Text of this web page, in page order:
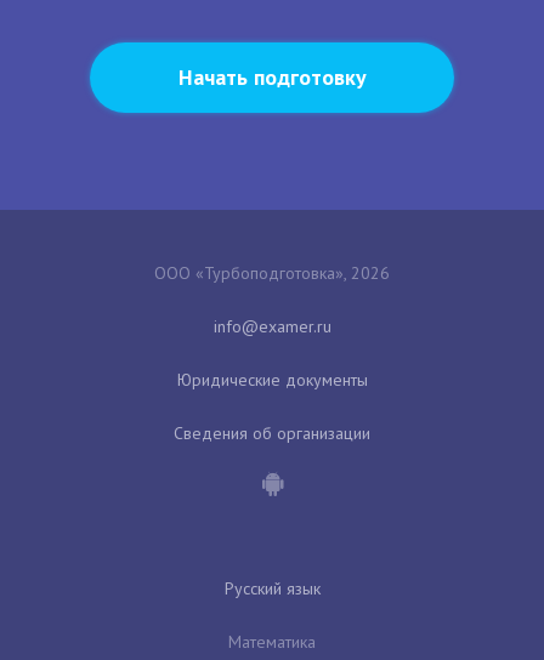
Начать подготовку
ООО «Турбоподготовка», 2026
Юридические документы
Сведения об организации
Русский язык
Математика